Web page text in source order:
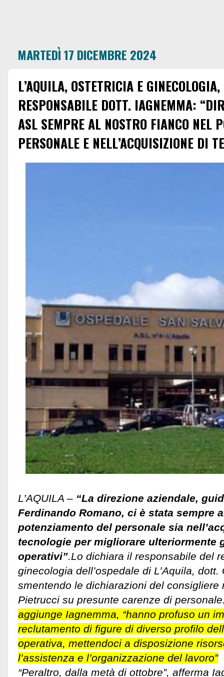
MARTEDÌ 17 DICEMBRE 2024
L’AQUILA, OSTETRICIA E
RESPONSABILE DOTT. IAGNEMMA:
ASL SEMPRE AL NOSTRO FIANCO NEL
PERSONALE E NELL’ACQUISIZIONE DI
L’AQUILA – “La direzione aziendale,
Ferdinando Romano, ci è stata sempre
potenziamento del personale sia
tecnologie per migliorare ulteriormente
operativi” .Lo dichiara il responsabile del
ginecologia dell’ospedale di L’Aquila,
smentendo le dichiarazioni del consigliere
Pietrucci su presunte carenze di
aggiunge Iagnemma, “hanno profuso un
reclutamento di figure di diverso profilo
operativa, mettendoci a disposizione
l’assistenza e l’organizzazione del lavoro”
“Peraltro, dalla metà di ottobre”, afferma